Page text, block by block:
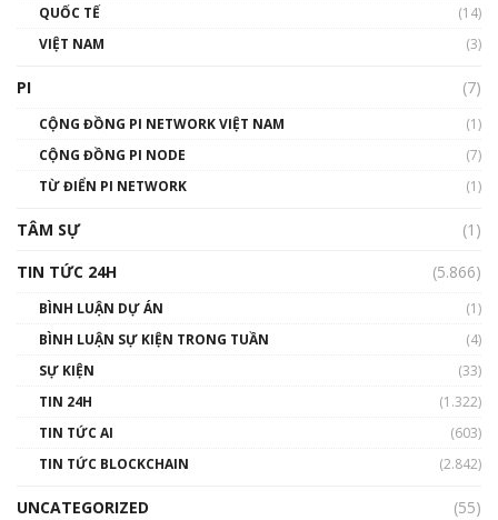
Talkshow 14: MemeCoin – Trò đùa tỷ đô
01:29:26
QUỐC TẾ
(14)
VIỆT NAM
(3)
PI (7)
CỘNG ĐỒNG PI NETWORK VIỆT NAM
(1)
CỘNG ĐỒNG PI NODE
(7)
TỪ ĐIỂN PI NETWORK
(1)
TÂM SỰ
(1)
TIN TỨC 24H
(5.866)
BÌNH LUẬN DỰ ÁN
(1)
BÌNH LUẬN SỰ KIỆN TRONG TUẦN
(4)
SỰ KIỆN
(33)
TIN 24H
(1.322)
TIN TỨC AI
(603)
TIN TỨC BLOCKCHAIN
(2.842)
UNCATEGORIZED (55)